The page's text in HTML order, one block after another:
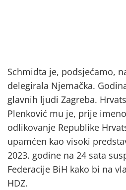
Schmidta je, podsjećamo,
delegirala Njemačka.
glavnih ljudi Zagreba.
Plenković mu je, prije
odlikovanje Republike
upamćen kao visoki
2023. godine na 24 sata
Federacije BiH kako bi na
HDZ.